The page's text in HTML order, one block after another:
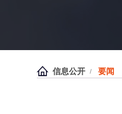
信息公开 / 要闻